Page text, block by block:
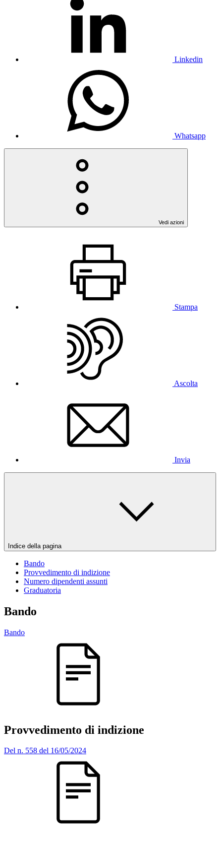
Linkedin
Whatsapp
Vedi azioni
Stampa
Ascolta
Invia
Indice della pagina
Bando
Provvedimento di indizione
Numero dipendenti assunti
Graduatoria
Bando
Bando
Provvedimento di indizione
Del n. 558 del 16/05/2024